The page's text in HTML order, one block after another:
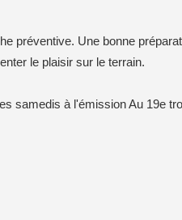
préventive. Une bonne
le plaisir sur le terrain.
samedis à l'émission Au 19e